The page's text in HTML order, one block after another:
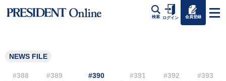
検索 ログイン 会員登録
NEWS FILE
#388 #389 #390 #391 #392 #393